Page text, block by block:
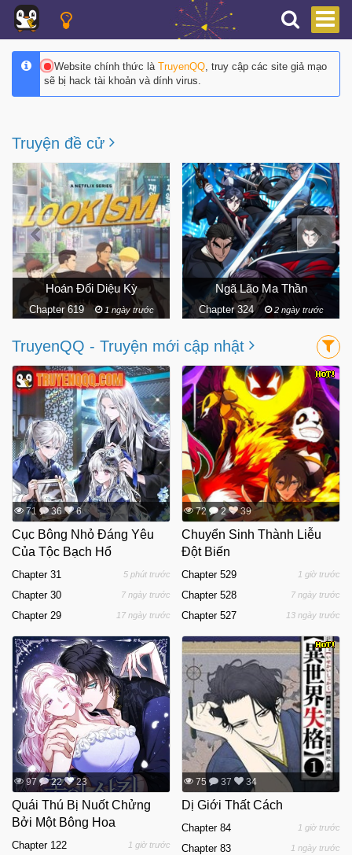
Website chính thức là TruyenQQ, truy cập các site giả mạo
sẽ bị hack tài khoản và dính virus.
Truyện đề cử
Ngã Lão Ma Thần
Chapter 324 2 ngày trước
Onepunch Man
Chapter 308 7 ngày trước
TruyenQQ - Truyện mới cập nhật
71 36 6
Cục Bông Nhỏ Đáng Yêu
Của Tộc Bạch Hổ
Chapter 31 5 phút trước
Chapter 30 7 ngày trước
Chapter 29 17 ngày trước
72 2 39
Chuyển Sinh Thành Liễu
Đột Biến
Chapter 529 1 giờ trước
Chapter 528 7 ngày trước
Chapter 527 13 ngày trước
97 22 23
Quái Thú Bị Nuốt Chửng
Bởi Một Bông Hoa
Chapter 122 1 giờ trước
75 37 34
Dị Giới Thất Cách
Chapter 84 1 giờ trước
Chapter 83 1 ngày trước